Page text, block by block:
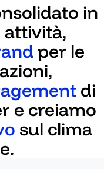
in
attività,
per le
di
e creiamo
sul clima